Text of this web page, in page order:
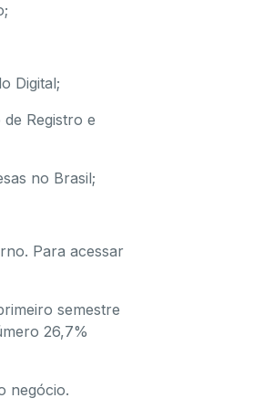
Digital;
Registro e
no Brasil;
Para acessar
semestre
26,7%
negócio.